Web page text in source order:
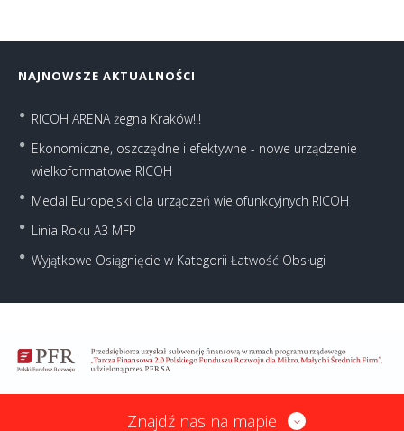
NAJNOWSZE AKTUALNOŚCI
RICOH ARENA żegna Kraków!!!
Ekonomiczne, oszczędne i efektywne - nowe urządzenie
wielkoformatowe RICOH
Medal Europejski dla urządzeń wielofunkcyjnych RICOH
Linia Roku A3 MFP
Wyjątkowe Osiągnięcie w Kategorii Łatwość Obsługi
Znajdź nas na mapie